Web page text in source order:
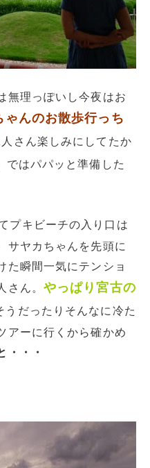
無理っぽいし今夜はお
ゃんのお散歩行っち
さん楽しみにしてたか
ではパパッと準備した
プキビーチの入り口は
サヤカちゃんを先頭に
た瞬間一気にテンショ
さん。 やっぱり宮古の
うだったりそんなに冷た
アーに行くから確かめ
・・・